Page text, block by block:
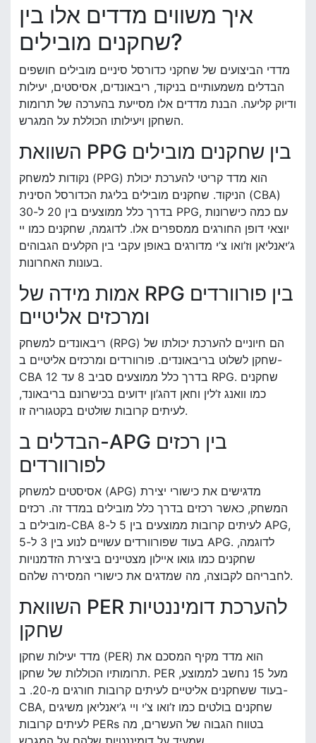
איך משווים מדדים אלו בין
שחקנים מובילים?
מדדי הביצועים של שחקני כדורסל סיניים מובילים חושפים
הבדלים משמעותיים בניקוד, ריבאונדים, אסיסטים, יעילות
ודיוק קליעה. הבנת מדדים אלו מסייעת בהערכה של תרומות
השחקן ויעילותו הכוללת על המגרש.
השוואת PPG בין שחקנים מובילים
נקודות למשחק (PPG) הוא מדד קריטי להערכת יכולת
הניקוד. שחקנים מובילים בליגת הכדורסל הסינית (CBA)
בדרך כלל ממוצעים בין 20 ל-30 PPG, עם כמה כישרונות
יוצאי דופן החורגים ממספרים אלו. לדוגמה, שחקנים כמו יי
ג’יאנליאן וז’ואו צ’י מדורגים באופן עקבי בין הקלעים הגבוהים
בעונות האחרונות.
אמות מידה של RPG בין פורוורדים
ומרכזים אליטיים
ריבאונדים למשחק (RPG) הם חיוניים להערכת יכולתו של
שחקן לשלוט בריבאונדים. פורוורדים ומרכזים אליטיים ב-
CBA בדרך כלל ממוצעים סביב 8 עד 12 RPG. שחקנים
כמו וואנג ז’לין וחאן דהג’ון ידועים בכישרונם בריבאונד,
לעיתים קרובות שולטים בקטגוריה זו.
הבדלים ב-APG בין רכזים
לפורוורדים
אסיסטים למשחק (APG) מדגישים את כישורי יצירת
המשחק, כאשר רכזים בדרך כלל מובילים במדד זה. רכזים
מובילים ב-CBA לעיתים קרובות ממוצעים בין 5 ל-8 APG,
בעוד שפורוורדים עשויים לנוע בין 3 ל-5 APG. לדוגמה,
שחקנים כמו גואו איילון מצטיינים ביצירת הזדמנויות
לחבריהם לקבוצה, מה שמדגים את כישורי המסירה שלהם.
השוואת PER להערכת דומיננטיות
שחקן
מדד יעילות שחקן (PER) הוא מדד מקיף המסכם את
תרומותיו הכוללות של שחקן. PER מעל 15 נחשב לממוצע,
בעוד ששחקנים אליטיים לעיתים קרובות חורגים מ-20. ב-
CBA, שחקנים בולטים כמו ז’ואו צ’י ויי ג’יאנליאן משיגים
לעיתים קרובות PERs בטווח הגבוה של העשרים, מה